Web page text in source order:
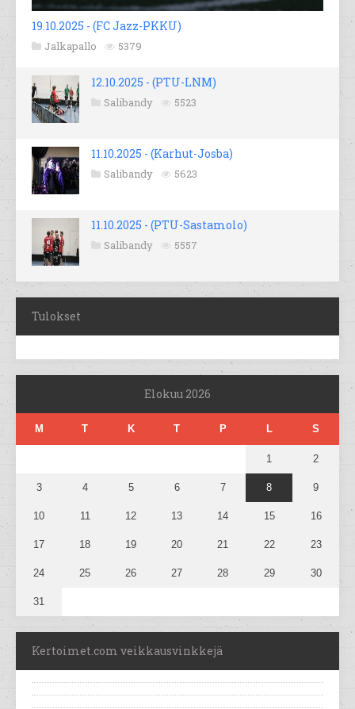
19.10.2025 - (FC Jazz-PKKU)
Jalkapallo 5379
12.10.2025 - (PTU-LNM)
Salibandy 5523
11.10.2025 - (Karhut-Josba)
Salibandy 5623
11.10.2025 - (PTU-Sastamolo)
Salibandy 5557
Tulokset
Elokuu 2026
M T K T P L S
1 2
3 4 5 6 7 8 9
10 11 12 13 14 15 16
17 18 19 20 21 22 23
24 25 26 27 28 29 30
31
Kertoimet.com veikkausvinkkejä